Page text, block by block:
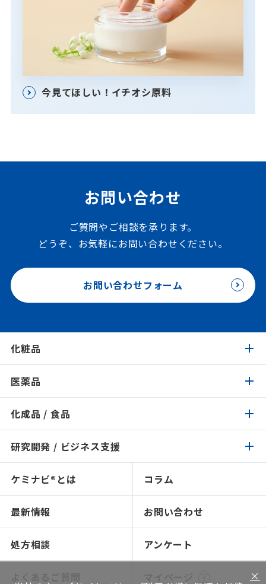
今見てほしい！イチオシ原料
お問い合わせ
ご質問やご相談を承ります。
どうぞ、お気軽にお問い合わせください。
お問い合わせフォーム
化粧品
化粧品トップ
製品検索
イチオシ原料
認証 / サステナビリティ
感触で選ぶ
NIKO-BEAUTY（コンセプト＆処方提案）
医薬品
医薬品トップ
製品検索
イチオシ原料
処方検索
化成品 / 食品
化成品 / 食品トップ
製品検索
ソリューション技術
研究開発 / ビジネス支援
研究開発 / ビジネス支援トップ
人材育成～開放研究室
ショールームのご紹介
ソリューション提案
ケミナビ®とは コラム
最新情報 お問い合わせ
処方相談 アンケート
×